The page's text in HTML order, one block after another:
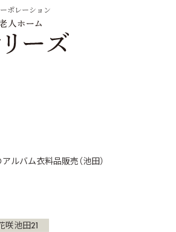
ーポレーション
ルバム衣料品販売（池田）
咲池田21